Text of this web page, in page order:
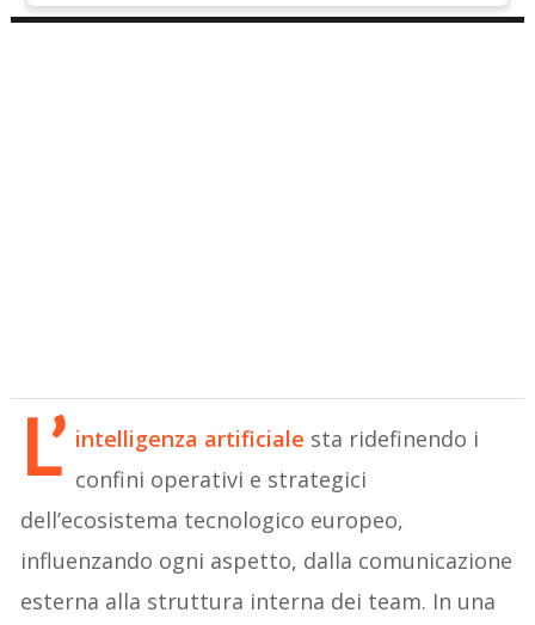
L’ intelligenza artificiale sta ridefinendo i
confini operativi e strategici
dell’ecosistema tecnologico europeo,
influenzando ogni aspetto, dalla comunicazione
esterna alla struttura interna dei team. In una